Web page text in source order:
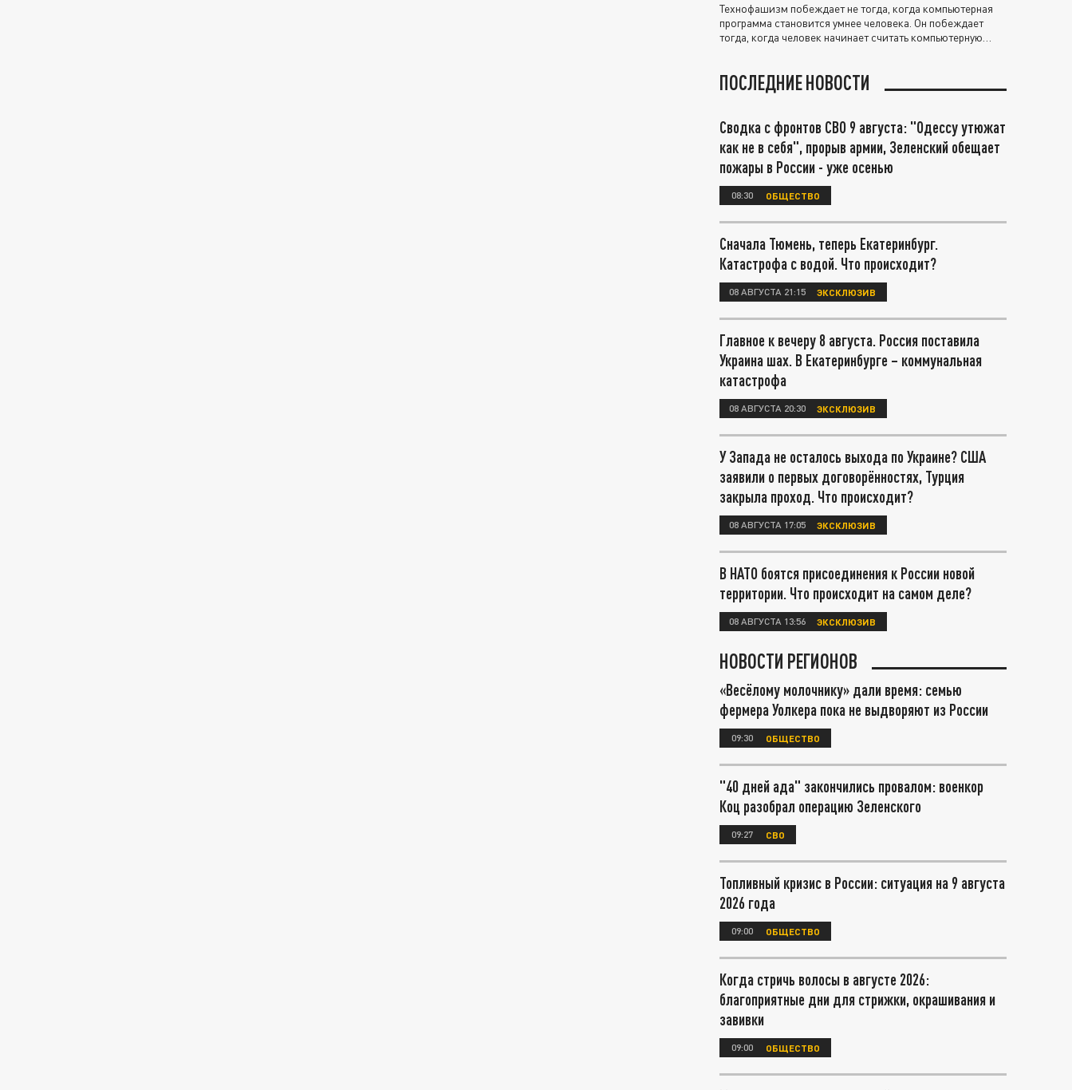
Технофашизм побеждает не тогда, когда компьютерная
программа становится умнее человека. Он побеждает
тогда, когда человек начинает считать компьютерную
ПОСЛЕДНИЕ НОВОСТИ
Сводка с фронтов СВО 9 августа: "Одессу утюжат
как не в себя", прорыв армии, Зеленский обещает
пожары в России - уже осенью
08:30 ОБЩЕСТВО
Сначала Тюмень, теперь Екатеринбург.
Катастрофа с водой. Что происходит?
08 АВГУСТА 21:15 ЭКСКЛЮЗИВ
Главное к вечеру 8 августа. Россия поставила
Украина шах. В Екатеринбурге – коммунальная
катастрофа
08 АВГУСТА 20:30 ЭКСКЛЮЗИВ
У Запада не осталось выхода по Украине? США
заявили о первых договорённостях, Турция
закрыла проход. Что происходит?
08 АВГУСТА 17:05 ЭКСКЛЮЗИВ
В НАТО боятся присоединения к России новой
территории. Что происходит на самом деле?
08 АВГУСТА 13:56 ЭКСКЛЮЗИВ
НОВОСТИ РЕГИОНОВ
«Весёлому молочнику» дали время: семью
фермера Уолкера пока не выдворяют из России
09:30 ОБЩЕСТВО
"40 дней ада" закончились провалом: военкор
Коц разобрал операцию Зеленского
09:27 СВО
Топливный кризис в России: ситуация на 9 августа
2026 года
09:00 ОБЩЕСТВО
Когда стричь волосы в августе 2026:
благоприятные дни для стрижки, окрашивания и
завивки
09:00 ОБЩЕСТВО